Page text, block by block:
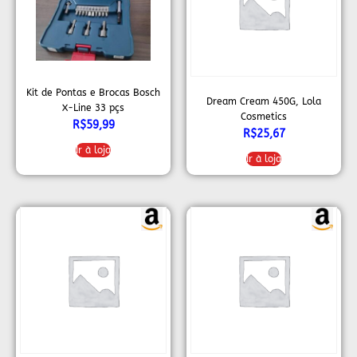
Kit de Pontas e Brocas Bosch
X-Line 33 pçs
R$59,99
Ir à loja
Dream Cream 450G, Lola
Cosmetics
R$25,67
Ir à loja